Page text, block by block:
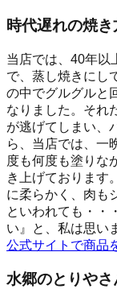
時代遅れの焼き
当店では、40年以
で、蒸し焼きにし
の中でグルグルと
なりました。それ
が逃げてしまい、
ら、当店では、一
度も何度も塗りな
き上げております
に柔らかく、肉も
といわれても・・
い』と、私は思い
公式サイトで商品
水郷のとりや